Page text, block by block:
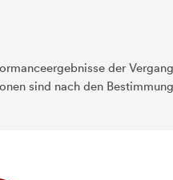
der
sind nach den